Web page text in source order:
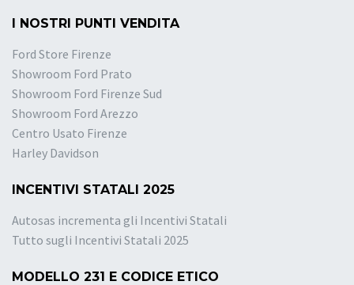
I NOSTRI PUNTI VENDITA
Ford Store Firenze
Showroom Ford Prato
Showroom Ford Firenze Sud
Showroom Ford Arezzo
Centro Usato Firenze
Harley Davidson
INCENTIVI STATALI 2025
Autosas incrementa gli Incentivi Statali
Tutto sugli Incentivi Statali 2025
MODELLO 231 E CODICE ETICO